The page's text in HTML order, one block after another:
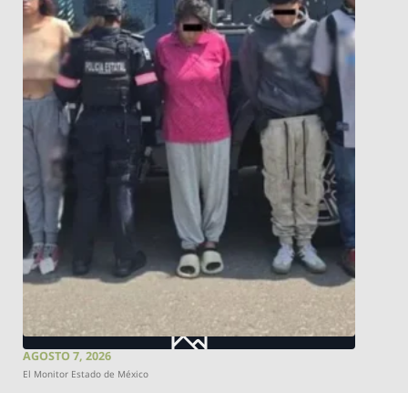
AGOSTO 7, 2026
El Monitor Estado de México